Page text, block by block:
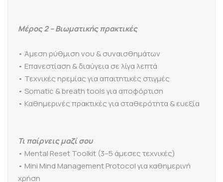
Μέρος 2 – Βιωματικής πρακτικές
• Άμεση ρύθμιση νου & συναισθημάτων
• Επανεστίαση & διαύγεια σε λίγα λεπτά
• Τεχνικές ηρεμίας για απαιτητικές στιγμές
• Somatic & breath tools για αποφόρτιση
• Καθημερινές πρακτικές για σταθερότητα & ευεξία
Τι παίρνεις μαζί σου
• Mental Reset Toolkit (3–5 άμεσες τεχνικές)
• Mini Mind Management Protocol για καθημερινή
χρήση